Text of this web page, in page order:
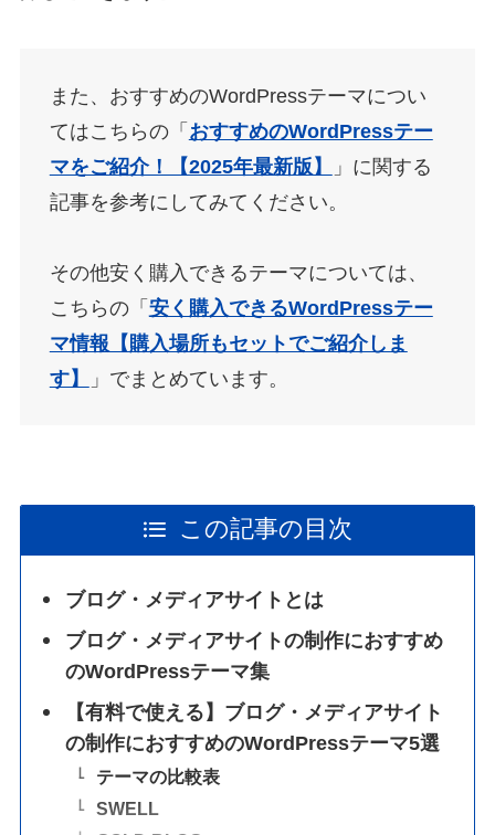
また、おすすめのWordPressテーマについ
てはこちらの「 おすすめのWordPressテー
マをご紹介！【2025年最新版】
」に関する
記事を参考にしてみてください。
その他安く購入できるテーマについては、
こちらの「 安く購入できるWordPressテー
マ情報【購入場所もセットでご紹介しま
す】
」でまとめています。
この記事の目次
ブログ・メディアサイトとは
ブログ・メディアサイトの制作におすすめ
のWordPressテーマ集
【有料で使える】ブログ・メディアサイト
の制作におすすめのWordPressテーマ5選
テーマの比較表
SWELL